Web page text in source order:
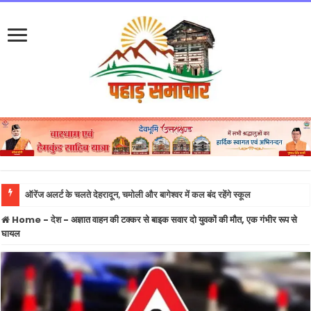
ऑरेंज अलर्ट के चलते देहरादून, चमोली और बागेश्वर में कल बंद रहेंगे स्कूल
Home - देश- अज्ञात वाहन की टक्कर से बाइक सवार दो युवकों की मौत, एक गंभीर रूप से
घायल